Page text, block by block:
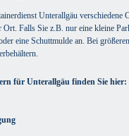
Unterallgäu
Falls Sie z.B. nur eine kleine
eine Schuttmulde an. Bei
für Unterallgäu finden Sie hier: